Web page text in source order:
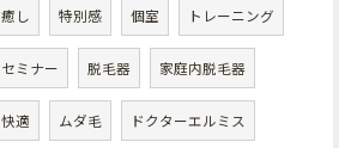
癒し 特別感 個室 トレーニング
セミナー 脱毛器 家庭内脱毛器
快適 ムダ毛 ドクターエルミス